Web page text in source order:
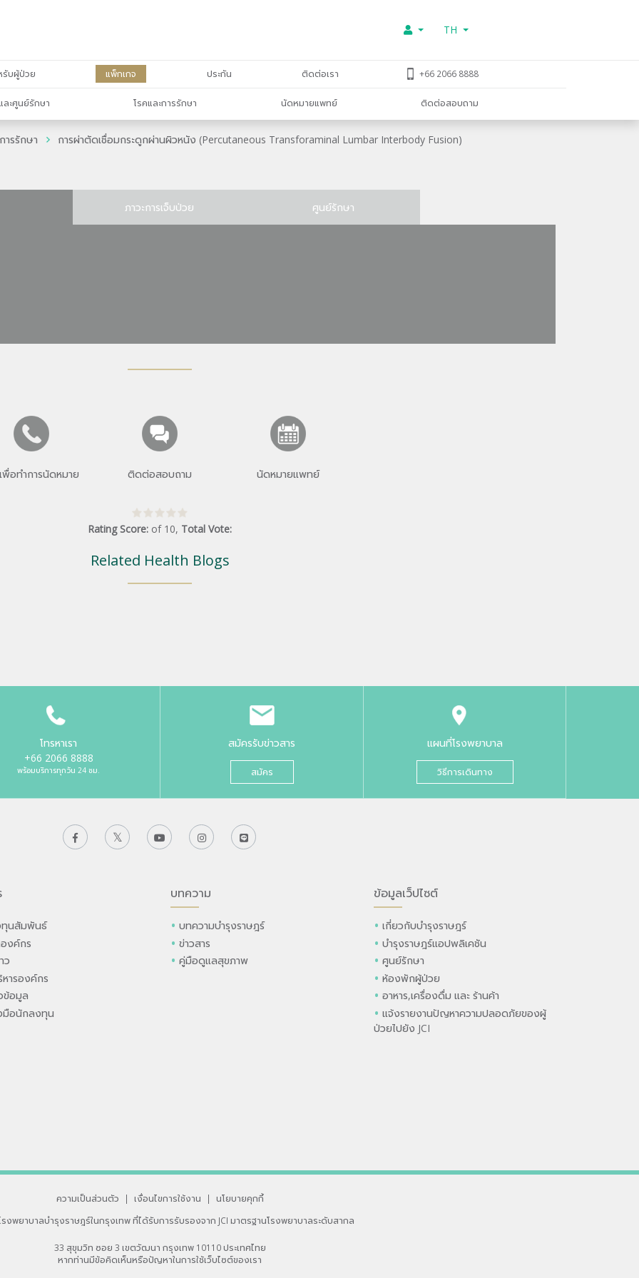
TH
รับผู้ป่วย แพ็กเกจ ประกัน ติดต่อเรา +66 2066 8888
ะศูนย์รักษา โรคและการรักษา นัดหมายแพทย์ ติดต่อสอบถาม
ารรักษา การผ่าตัดเชื่อมกระดูกผ่านผิวหนัง (Percutaneous Transforaminal Lumbar Interbody Fusion)
ภาวะการเจ็บป่วย ศูนย์รักษา
พื่อทำการนัดหมาย ติดต่อสอบถาม นัดหมายแพทย์
Rating Score: of 10, Total Vote:
Related Health Blogs
โทรหาเรา
+66 2066 8888
พร้อมบริการทุกวัน 24 ชม.
สมัครรับข่าวสาร
สมัคร
แผนที่โรงพยาบาล
วิธีการเดินทาง
นสัมพันธ์
งค์กร
ว
หารองค์กร
ข้อมูล
มือนักลงทุน
บทความ
บทความบำรุงราษฎร์
ข่าวสาร
คู่มือดูแลสุขภาพ
ข้อมูลเว็ปไซต์
เกี่ยวกับบำรุงราษฎร์
บำรุงราษฎร์แอปพลิเคชัน
ศูนย์รักษา
ห้องพักผู้ป่วย
อาหาร,เครื่องดื่ม และ ร้านค้า
แจ้งรายงานปัญหาความปลอดภัยของผู้
ป่วยไปยัง JCI
ความเป็นส่วนตัว | เงื่อนไขการใช้งาน |
นโยบายคุกกี้
งพยาบาลบำรุงราษฎร์ในกรุงเทพที่ได้รับการรับรองจาก JCI มาตรฐานโรงพยาบาลระดับสากล
33 สุขุมวิท ซอย 3 เขตวัฒนา กรุงเทพ 10110 ประเทศไทย
หากท่านมีข้อคิดเห็นหรือปัญหาในการใช้เว็บไซต์ของเรา